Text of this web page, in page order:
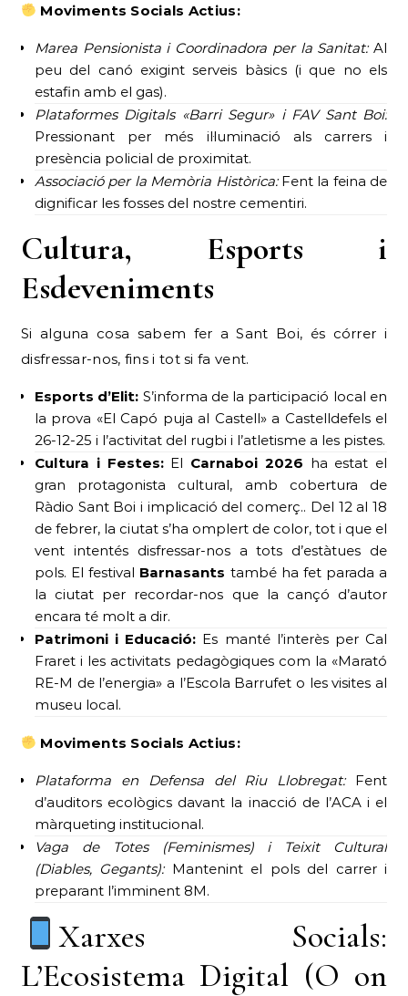
Moviments Socials Actius:
Marea Pensionista i Coordinadora per la Sanitat:Al
peu del canó exigint serveis bàsics (i que no els
estafin amb el gas).
Plataformes Digitals «Barri Segur» i FAV Sant Boi:
Pressionant per més il·luminació als carrers i
presència policial de proximitat.
Associació per la Memòria Històrica:Fent la feina de
dignificar les fosses del nostre cementiri.
Cultura, Esports i
Esdeveniments
Si alguna cosa sabem fer a Sant Boi, és córrer i
disfressar-nos, fins i tot si fa vent.
Esports d’Elit: S’informa de la participació local en
la prova «El Capó puja al Castell» a Castelldefels el
26-12-25 i l’activitat del rugbi i l’atletisme a les pistes.
Cultura i Festes:El Carnaboi 2026 ha estat el
gran protagonista cultural, amb cobertura de
Ràdio Sant Boi i implicació del comerç.. Del 12 al 18
de febrer, la ciutat s’ha omplert de color, tot i que el
vent intentés disfressar-nos a tots d’estàtues de
pols. El festival Barnasants també ha fet parada a
la ciutat per recordar-nos que la cançó d’autor
encara té molt a dir.
Patrimoni i Educació: Es manté l’interès per Cal
Fraret i les activitats pedagògiques com la «Marató
RE-M de l’energia» a l’Escola Barrufet o les visites al
museu local.
Moviments Socials Actius:
Plataforma en Defensa del Riu Llobregat:Fent
d’auditors ecològics davant la inacció de l’ACA i el
màrqueting institucional.
Vaga de Totes (Feminismes) i Teixit Cultural
(Diables, Gegants):Mantenint el pols del carrer i
preparant l’imminent 8M.
Xarxes Socials:
L’Ecosistema Digital (O on